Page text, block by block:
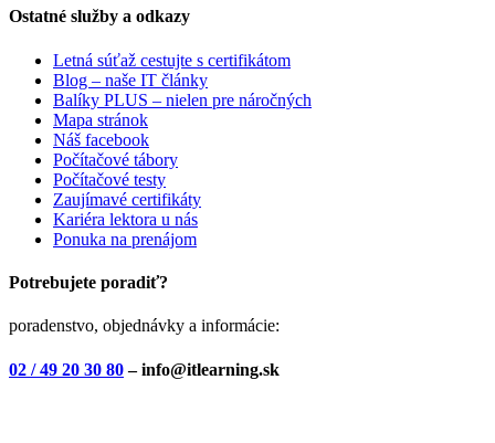
Ostatné služby a odkazy
Letná súťaž cestujte s certifikátom
Blog – naše IT články
Balíky PLUS – nielen pre náročných
Mapa stránok
Náš facebook
Počítačové tábory
Počítačové testy
Zaujímavé certifikáty
Kariéra lektora u nás
Ponuka na prenájom
Potrebujete poradiť?
poradenstvo, objednávky a informácie:
02 / 49 20 30 80– info@itlearning.sk